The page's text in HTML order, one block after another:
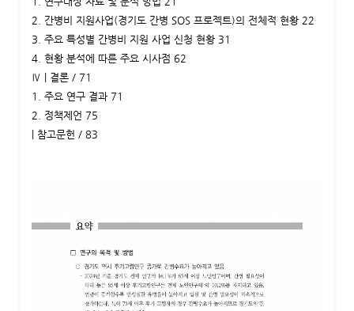
2. 간병비 지원사업(경기도 간병 SOS 프로젝트)의 전체적 현황 22
3. 주요 특성별 간병비 지원 사업 신청 현황 31
4. 현황 분석에 따른 주요 시사점 62
Ⅳ | 결론 / 71
1. 주요 연구 결과 71
2. 정책제언 75
| 참고문헌 / 83